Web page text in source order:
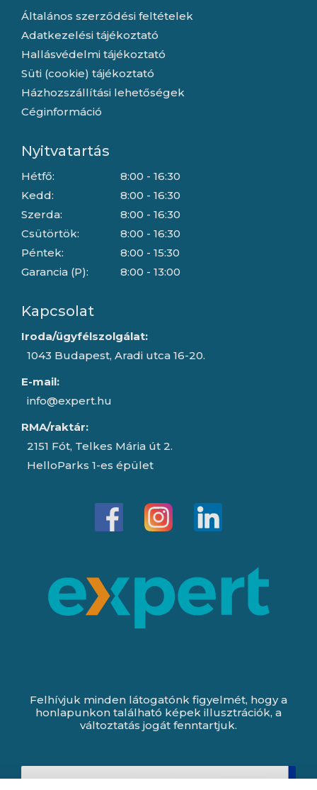
Általános szerződési feltételek
Adatkezelési tájékoztató
Hallásvédelmi tájékoztató
Süti (cookie) tájékoztató
Házhozszállítási lehetőségek
Céginformáció
Nyitvatartás
Hétfő:
Kedd:
Szerda:
Csütörtök:
Péntek:
Garancia (P):
8:00 - 16:30
8:00 - 16:30
8:00 - 16:30
8:00 - 16:30
8:00 - 15:30
8:00 - 13:00
Kapcsolat
Iroda/ügyfélszolgálat:
1043 Budapest, Aradi utca 16-20.
E-mail:
info@expert.hu
RMA/raktár:
2151 Fót, Telkes Mária út 2.
HelloParks 1-es épület
Felhívjuk minden látogatónk figyelmét, hogy a
honlapunkon található képek illusztrációk, a
változtatás jogát fenntartjuk.